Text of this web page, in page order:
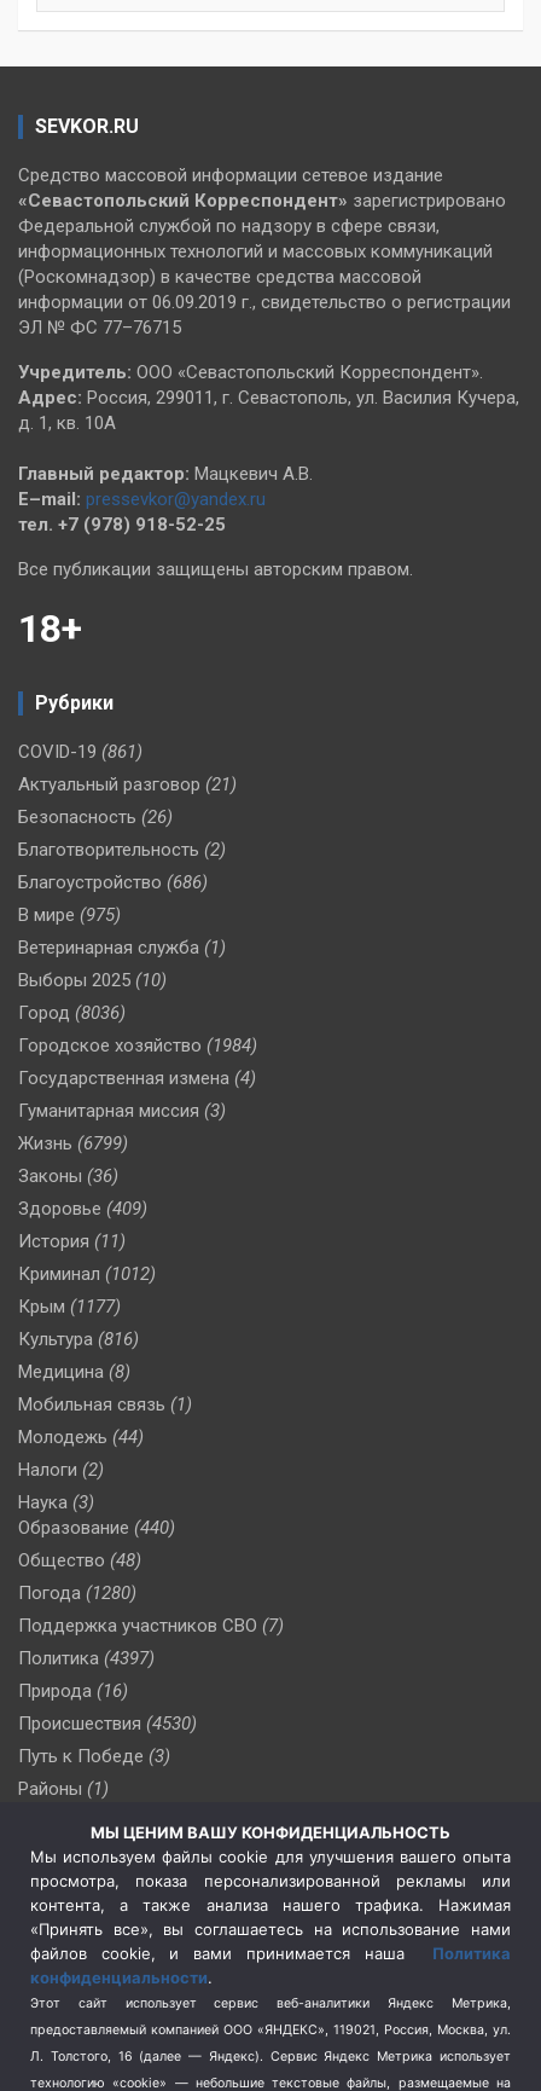
SEVKOR.RU
Средство массовой информации сетевое издание
«Севастопольский Корреспондент» зарегистрировано
Федеральной службой по надзору в сфере связи,
информационных технологий и массовых коммуникаций
(Роскомнадзор) в качестве средства массовой
информации от 06.09.2019 г., свидетельство о регистрации
ЭЛ № ФС 77–76715
Учредитель: ООО «Севастопольский Корреспондент».
Адрес: Россия, 299011, г. Севастополь, ул. Василия Кучера,
д. 1, кв. 10А
Главный редактор: Мацкевич А.В.
E–mail: pressevkor@yandex.ru
тел. +7 (978) 918-52-25
Все публикации защищены авторским правом.
18+
Рубрики
COVID-19 (861)
Актуальный разговор (21)
Безопасность (26)
Благотворительность (2)
Благоустройство (686)
В мире (975)
Ветеринарная служба (1)
Выборы 2025 (10)
Город (8036)
Городское хозяйство (1984)
Государственная измена (4)
Гуманитарная миссия (3)
Жизнь (6799)
Законы (36)
Здоровье (409)
История (11)
Криминал (1012)
Крым (1177)
Культура (816)
Медицина (8)
Мобильная связь (1)
Молодежь (44)
Налоги (2)
Наука (3)
Образование (440)
Общество (48)
Погода (1280)
Поддержка участников СВО (7)
Политика (4397)
Природа (16)
Происшествия (4530)
Путь к Победе (3)
Районы (1)
(510)
Сельское хозяйство (3)
Социальная политика
(3)
Спецоперация в Украине
Спецоперация на Украине
(404)
Спорт (740)
Терроризм (1)
Транспорт (262)
МЫ ЦЕНИМ ВАШУ КОНФИДЕНЦИАЛЬНОСТЬ
Мы используем файлы cookie для улучшения вашего опыта
просмотра, показа персонализированной рекламы или
контента, а также анализа нашего трафика. Нажимая
«Принять все», вы соглашаетесь на использование нами
файлов cookie, и вами принимается наша Политика
конфиденциальности.
Этот сайт использует сервис веб-аналитики Яндекс Метрика,
предоставляемый компанией ООО «ЯНДЕКС», 119021, Россия, Москва, ул.
Л. Толстого, 16 (далее — Яндекс). Сервис Яндекс Метрика использует
технологию «cookie» — небольшие текстовые файлы, размещаемые на